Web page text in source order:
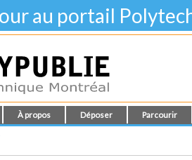
au portail
À propos Déposer Parcourir